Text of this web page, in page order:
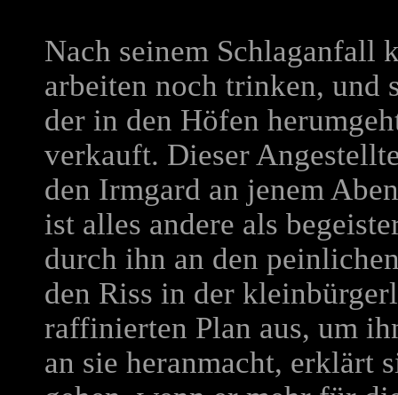
Nach seinem Schlaganfall
arbeiten noch trinken, und
der in den Höfen
verkauft. Dieser
den Irmgard an jenem
ist alles andere als
durch ihn an den
den Riss in der
raffinierten Plan aus, um
an sie heranmacht, erklärt